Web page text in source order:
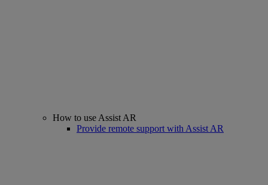
How to use Assist AR
Provide remote support with Assist AR